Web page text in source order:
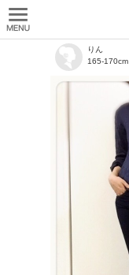
りん
165-170cm